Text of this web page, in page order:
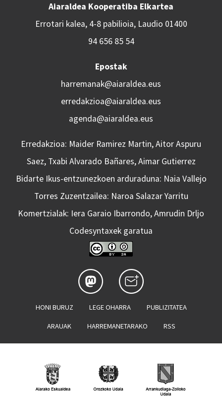
Aiaraldea Kooperatiba Elkartea
Errotari kalea, 4-8 pabilioia, Laudio 01400
94 656 85 54
Epostak
harremanak@aiaraldea.eus
erredakzioa@aiaraldea.eus
agenda@aiaraldea.eus
Erredakzioa: Maider Ramirez Martin, Aitor Aspuru
Saez, Txabi Alvarado Bañares, Aimar Gutierrez
Bidarte Ikus-entzunezkoen arduraduna: Naia Vallejo
Torres Zuzentzailea: Naroa Salazar Yarritu
Komertzialak: Iera Garaio Ibarrondo, Amrudin Drljo
Codesyntaxek garatua
HONI BURUZ LEGE OHARRA PUBLIZITATEA
ARAUAK HARREMANETARAKO RSS